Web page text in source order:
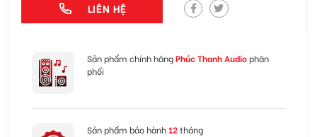
LIÊN HỆ
Sản phẩm chính hãngPhúc Thanh Audio phân
phối
Sản phẩm bảo hành 12tháng